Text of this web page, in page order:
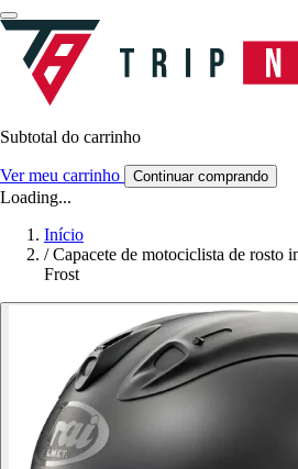
Subtotal do carrinho
Ver meu carrinho Continuar comprando
Loading...
Início
/ Capacete de motociclista de
Frost